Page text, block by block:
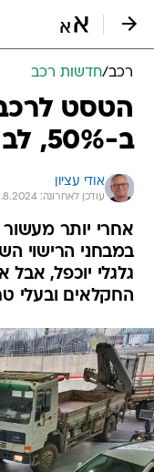
רכב/חדשות רכב
הטסט
ב-50%, לבנזין פחות
אודי עציון
עודכן לאחרונה: 6.8.2024 / 6:15
אחרי יותר מעשור
במבחני הרישוי
גלגלי יוכפל, אבל
החקלאים ובעלי